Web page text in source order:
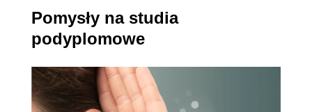
Pomysły na studia
podyplomowe